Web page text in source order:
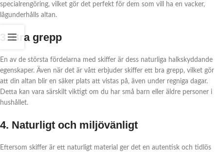
specialrengöring, vilket gör det perfekt för dem som vill ha en vacker,
lågunderhålls altan.
3. Bra grepp
En av de största fördelarna med skiffer är dess naturliga halkskyddande
egenskaper. Även när det är vått erbjuder skiffer ett bra grepp, vilket gör
att din altan blir en säker plats att vistas på, även under regniga dagar.
Detta kan vara särskilt viktigt om du har små barn eller äldre personer i
hushållet.
4. Naturligt och miljövänligt
Eftersom skiffer är ett naturligt material ger det en autentisk och tidlös